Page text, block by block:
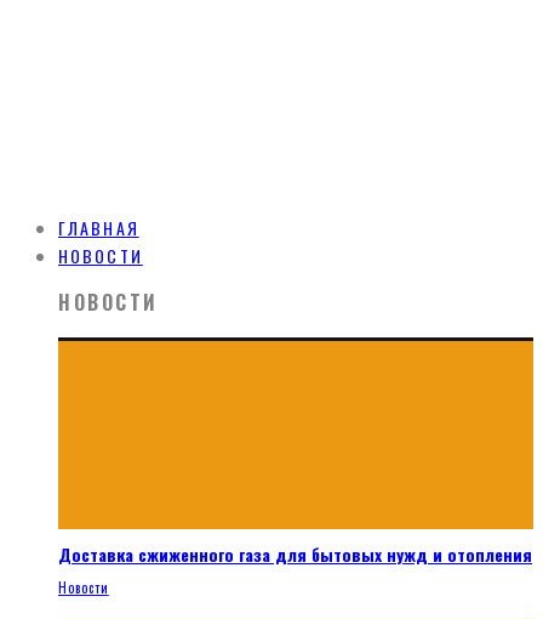
ГЛАВНАЯ
НОВОСТИ
НОВОСТИ
Доставка сжиженного газа для бытовых нужд и отопления
Новости